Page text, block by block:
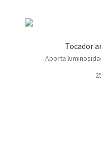
Tocador
Aporta